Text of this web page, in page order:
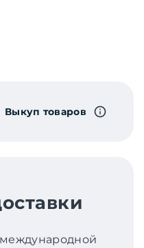
Выкуп товаров
международной